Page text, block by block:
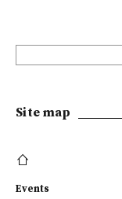
Site map
Events